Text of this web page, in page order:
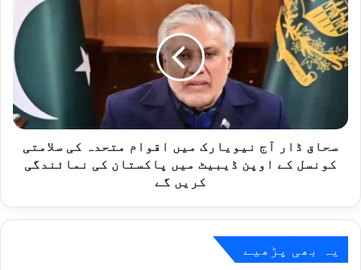
ڈار
آج
نیویارک
میں
اقوام
سلامتی
کونسل
نمائندگی
سحاق ڈار آج نیویارک میں اقوام متحدہ کی سلامتی
کونسل کے اوپن ڈیبیٹ میں پاکستان کی نمائندگی
کریں گے
یہ بھی پڑھیے